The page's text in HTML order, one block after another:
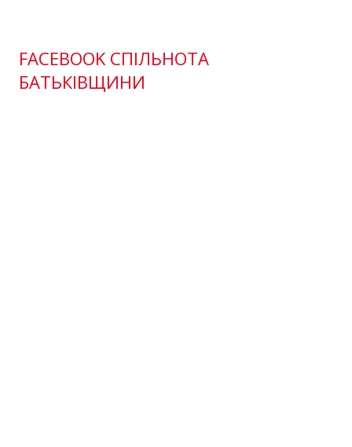
FACEBOOK СПІЛЬНОТА
БАТЬКІВЩИНИ